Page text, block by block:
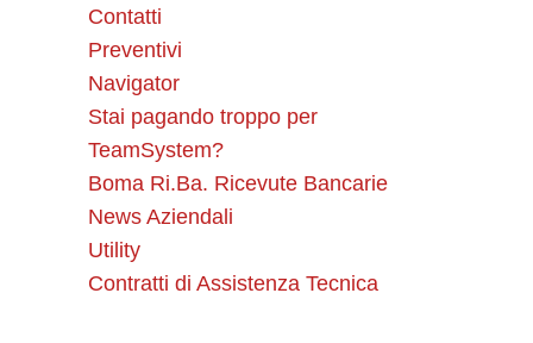
Contatti
Preventivi
Navigator
Stai pagando troppo per
TeamSystem?
Boma Ri.Ba. Ricevute Bancarie
News Aziendali
Utility
Contratti di Assistenza Tecnica